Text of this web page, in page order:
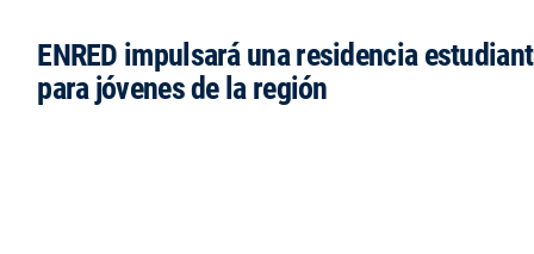
ENRED impulsará una residencia
para jóvenes de la región